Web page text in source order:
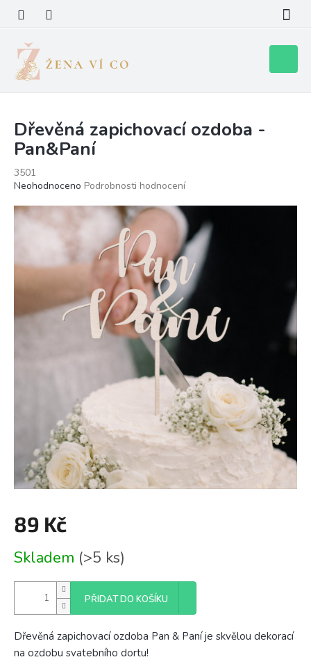
obsah
košík
Dřevěná zapichovací ozdoba -
Pan&Paní
3501
Průměrné
produktu
5
hvězdiček.
Neohodnoceno Podrobnosti hodnocení
89 Kč
cena:
Skladem (>5 ks)
PŘIDAT DO KOŠÍKU
Dřevěná zapichovací ozdoba Pan & Paní je skvělou dekorací
na ozdobu svatebního dortu!